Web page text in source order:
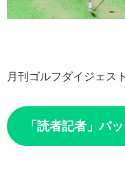
月刊ゴルフダイジェス
「読者記者」バ